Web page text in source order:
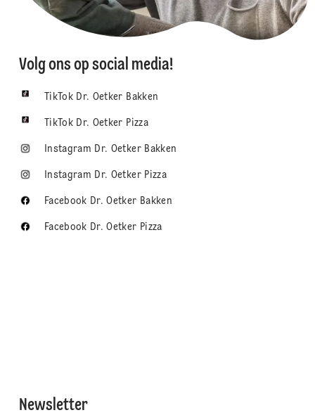
Volg ons op social media!
TikTok Dr. Oetker Bakken
TikTok Dr. Oetker Pizza
Instagram Dr. Oetker Bakken
Instagram Dr. Oetker Pizza
Facebook Dr. Oetker Bakken
Facebook Dr. Oetker Pizza
Newsletter